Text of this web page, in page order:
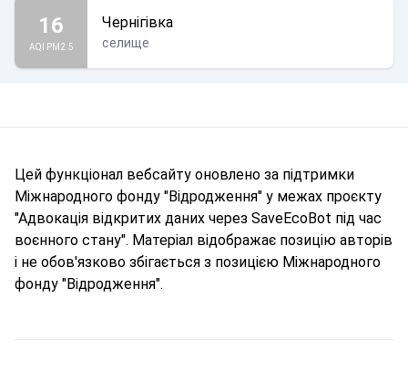
16
AQI PM2.5
Чернігівка
селище
Цей функціонал вебсайту оновлено за підтримки
Міжнародного фонду "Відродження" у межах проєкту
"Адвокація відкритих даних через SaveEcoBot під час
воєнного стану". Матеріал відображає позицію авторів
і не обов'язково збігається з позицією Міжнародного
фонду "Відродження".